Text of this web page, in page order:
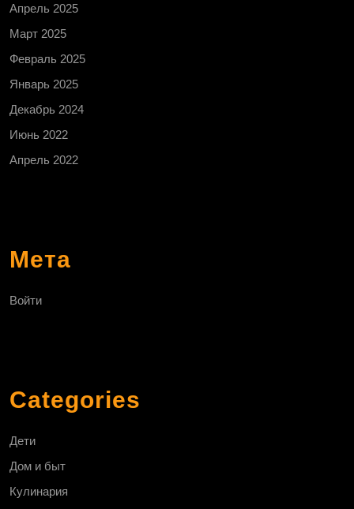
Апрель 2025
Март 2025
Февраль 2025
Январь 2025
Декабрь 2024
Июнь 2022
Апрель 2022
Мета
Войти
Categories
Дети
Дом и быт
Кулинария